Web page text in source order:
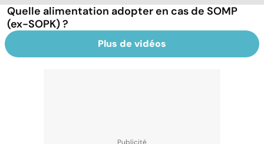
Quelle alimentation adopter en cas de SOMP
(ex-SOPK) ?
Plus de vidéos